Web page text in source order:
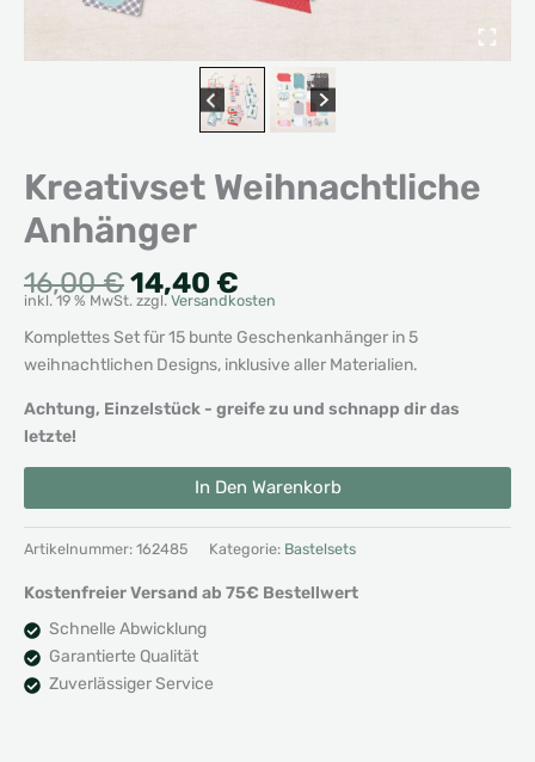
Kreativset Weihnachtliche
Anhänger
16,00€Ursprünglicher
Preis
war:
16,00 €
14,40 €
Preis
ist:
14,40 €.
inkl. 19 % MwSt. zzgl.Versandkosten
Komplettes Set für 15 bunte Geschenkanhänger in 5
weihnachtlichen Designs, inklusive aller Materialien.
Achtung, Einzelstück - greife zu und schnapp dir das
letzte!
Kreativset
Menge
In Den Warenkorb
Alternative:
Artikelnummer: 162485 Kategorie: Bastelsets
Kostenfreier Versand ab 75€ Bestellwert
Schnelle Abwicklung
Garantierte Qualität
Zuverlässiger Service